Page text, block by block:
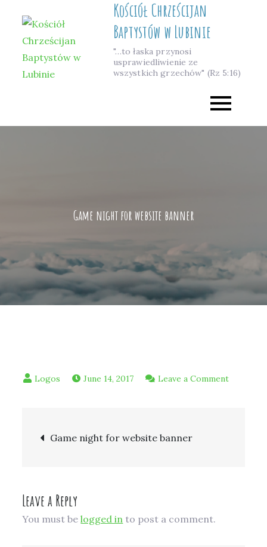
content
Kościół Chrześcijan
Baptystów w Lubinie
"…to łaska przynosi
usprawiedliwienie ze
wszystkich grzechów" (Rz 5:16)
Game night for website banner
June 14, 2017 Leave a Commenton
Post
Game night for website banner
Leave a Reply
You must belogged in to post a comment.